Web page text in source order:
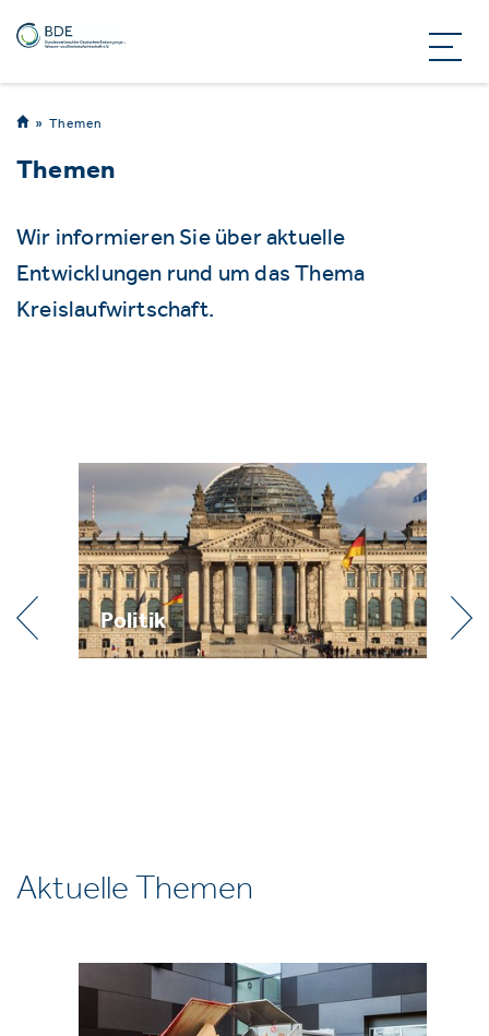
Themen
Themen
Wir informieren Sie über aktuelle
Entwicklungen rund um das Thema
Kreislaufwirtschaft.
Praxis
Aktuelle Themen